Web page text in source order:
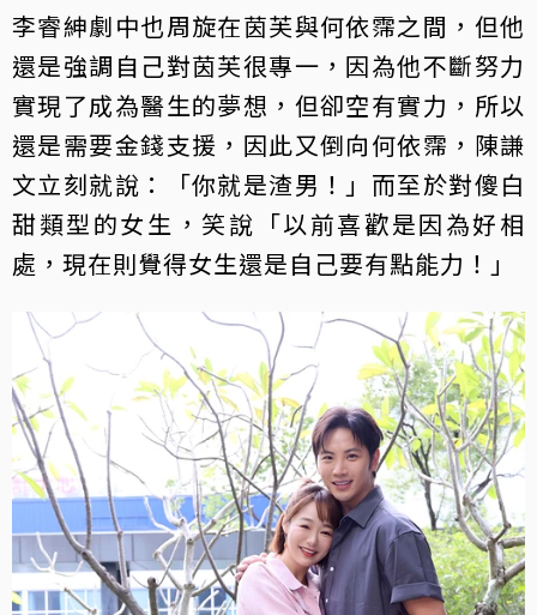
李睿紳劇中也周旋在茵芙與何依霈之間，但他
還是強調自己對茵芙很專一，因為他不斷努力
實現了成為醫生的夢想，但卻空有實力，所以
還是需要金錢支援，因此又倒向何依霈，陳謙
文立刻就說：「你就是渣男！」而至於對傻白
甜類型的女生，笑說「以前喜歡是因為好相
處，現在則覺得女生還是自己要有點能力！」